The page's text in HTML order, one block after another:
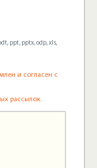
ppt, pptx, odp, xls,
и согласен с
рассылок.